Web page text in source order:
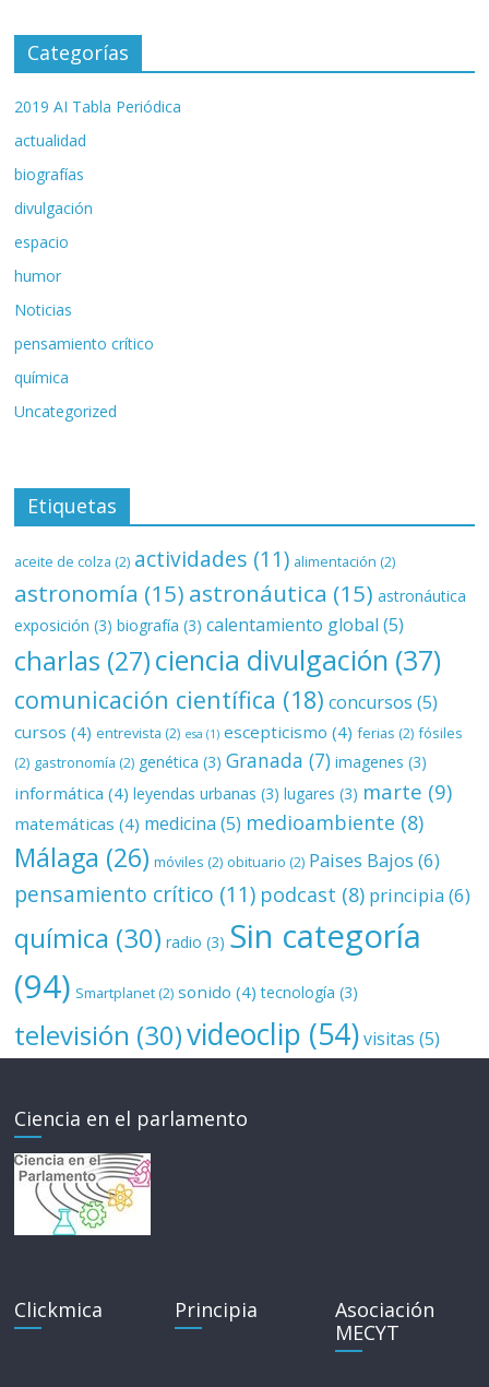
Categorías
2019 AI Tabla Periódica
actualidad
biografías
divulgación
espacio
humor
Noticias
pensamiento crítico
química
Uncategorized
Etiquetas
aceite de colza (2) actividades (11) alimentación (2)
astronomía (15) astronáutica (15) astronáutica
exposición (3) biografía (3) calentamiento global (5)
charlas (27)ciencia divulgación (37)
comunicación científica (18) concursos (5)
cursos (4) entrevista (2) esa (1) escepticismo (4) ferias (2) fósiles
(2) gastronomía (2) genética (3) Granada (7) imagenes (3)
informática (4) leyendas urbanas (3) lugares (3) marte (9)
matemáticas (4) medicina (5) medioambiente (8)
Málaga (26) móviles (2) obituario (2) Paises Bajos (6)
pensamiento crítico (11) podcast (8) principia(6)
química (30) radio (3) Sin categoría
(94) Smartplanet (2) sonido (4) tecnología (3)
televisión (30)videoclip (54) visitas (5)
Ciencia en el parlamento
Clickmica Principia
Asociación
MECYT